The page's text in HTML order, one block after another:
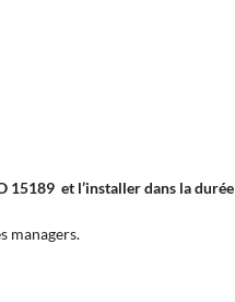
15189 et l’installer dans la durée
managers.